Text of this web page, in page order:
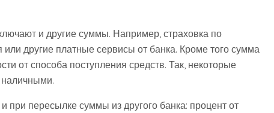
и другие суммы. Например, страховка по
другие платные сервисы от банка. Кроме того сумма
от способа поступления средств. Так, некоторые
наличными.
при пересылке суммы из другого банка: процент от